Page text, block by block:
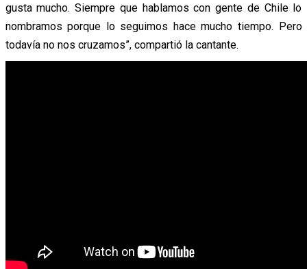
gusta mucho. Siempre que hablamos con gente de Chile lo
nombramos porque lo seguimos hace mucho tiempo. Pero
todavía no nos cruzamos”, compartió la cantante.